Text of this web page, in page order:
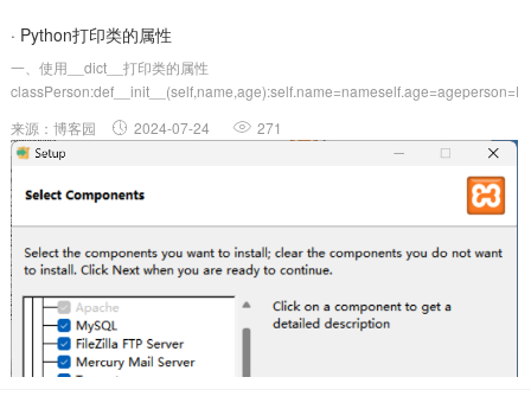
· Python打印类的属性
一、使用__dict__打印类的属性
来源：博客园 2024-07-24 271